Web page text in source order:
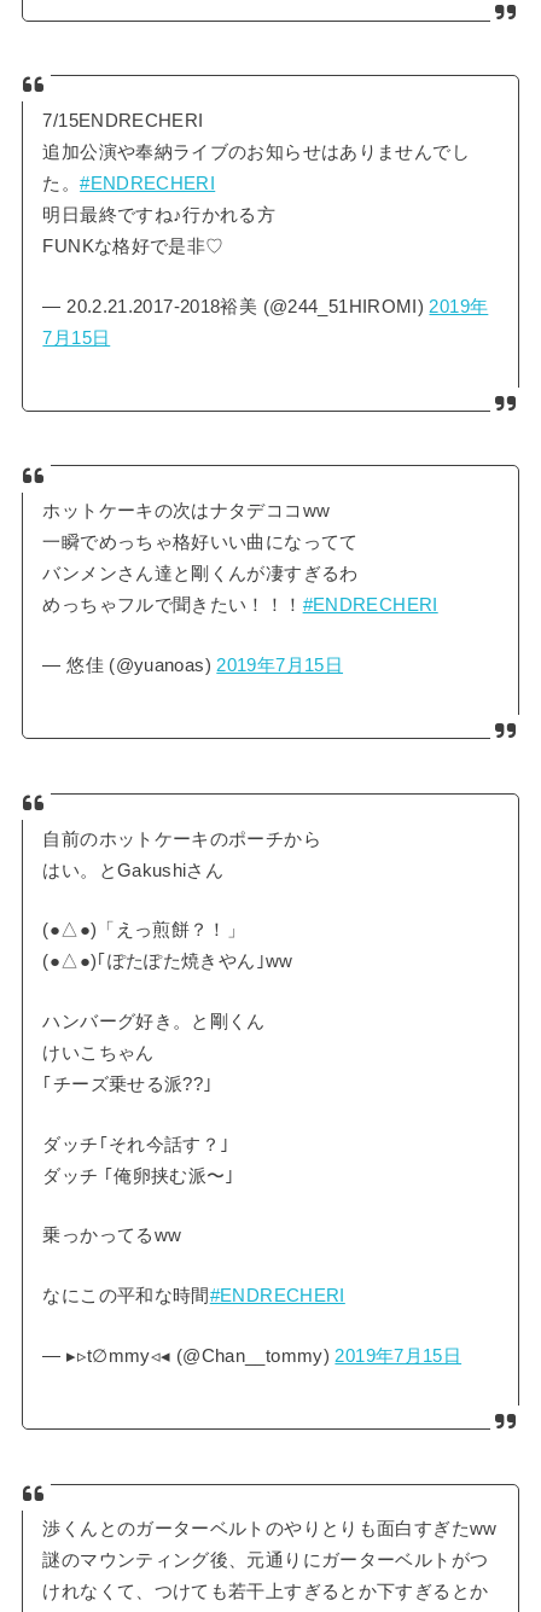
7/15ENDRECHERI
追加公演や奉納ライブのお知らせはありませんでし
た。#ENDRECHERI
明日最終ですね♪行かれる方
FUNKな格好で是非♡
— 20.2.21.2017-2018裕美 (@244_51HIROMI) 2019年
7月15日
ホットケーキの次はナタデココww
一瞬でめっちゃ格好いい曲になってて
バンメンさん達と剛くんが凄すぎるわ
めっちゃフルで聞きたい！！！ #ENDRECHERI
— 悠佳 (@yuanoas) 2019年7月15日
自前のホットケーキのポーチから
はい。とGakushiさん
(●△●)「えっ煎餅？！」
(●△●)｢ぽたぽた焼きやん｣ww
ハンバーグ好き。と剛くん
けいこちゃん
｢チーズ乗せる派??｣
ダッチ｢それ今話す？｣
ダッチ ｢俺卵挟む派〜｣
乗っかってるww
なにこの平和な時間#ENDRECHERI
— ▸▹t∅mmy◃◂ (@Chan__tommy) 2019年7月15日
渉くんとのガーターベルトのやりとりも面白すぎたww
謎のマウンティング後、元通りにガーターベルトがつ
けれなくて、つけても若干上すぎるとか下すぎるとか